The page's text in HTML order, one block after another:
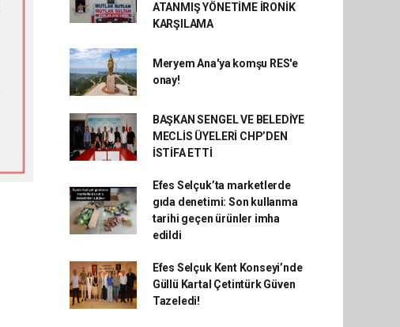
ATANMIŞ YÖNETİME İRONİK
KARŞILAMA
Meryem Ana'ya komşu RES'e
onay!
BAŞKAN SENGEL VE BELEDİYE
MECLİS ÜYELERİ CHP’DEN
İSTİFA ETTİ
Efes Selçuk’ta marketlerde
gıda denetimi: Son kullanma
tarihi geçen ürünler imha
edildi
Efes Selçuk Kent Konseyi’nde
Güllü Kartal Çetintürk Güven
Tazeledi!